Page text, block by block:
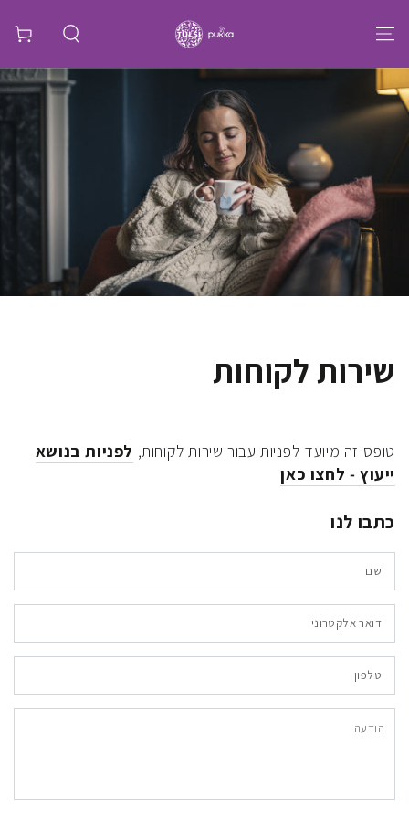
שירות לקוחות
טופס זה מיועד לפניות עבור שירות לקוחות, לפניות בנושא
ייעוץ - לחצו כאן
כתבו לנו